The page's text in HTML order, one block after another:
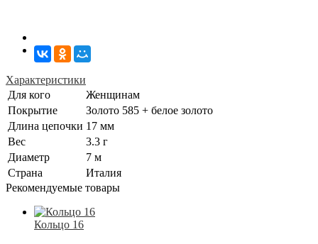
Характеристики
Для кого
Женщинам
Покрытие
Золото 585 + белое золото
Длина цепочки 17 мм
Вес
3.3 г
Диаметр
7 м
Страна
Италия
Рекомендуемые товары
Кольцо 16